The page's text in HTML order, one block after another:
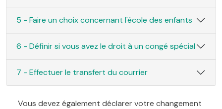
5 - Faire un choix concernant l'école des enfants
6 - Définir si vous avez le droit à un congé spécial
7 - Effectuer le transfert du courrier
Vous devez également déclarer votre changement